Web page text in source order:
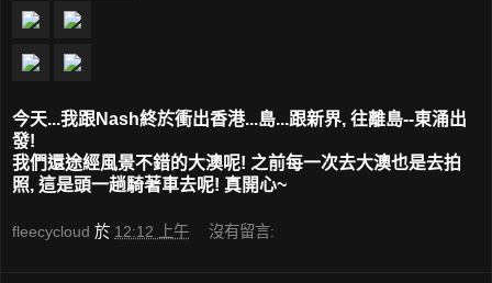
今天...我跟Nash終於衝出香港...島...跟新界, 往離島--東涌出
發!
我們還途經風景不錯的大澳呢! 之前每一次去大澳也是去拍
照, 這是頭一趟騎著車去呢! 真開心~
fleecycloud 於 12:12 上午 沒有留言: